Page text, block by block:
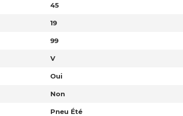
45
19
99
V
Oui
Non
Pneu Été